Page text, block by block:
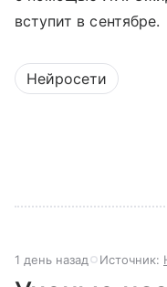
вступит в сентябре.
Нейросети
1 день назад Источник: